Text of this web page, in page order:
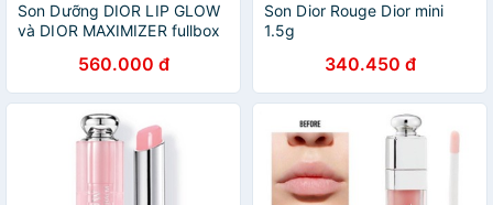
Son Dưỡng DIOR LIP GLOW
và DIOR MAXIMIZER fullbox
560.000 đ
Son Dior Rouge Dior mini
1.5g
340.450 đ